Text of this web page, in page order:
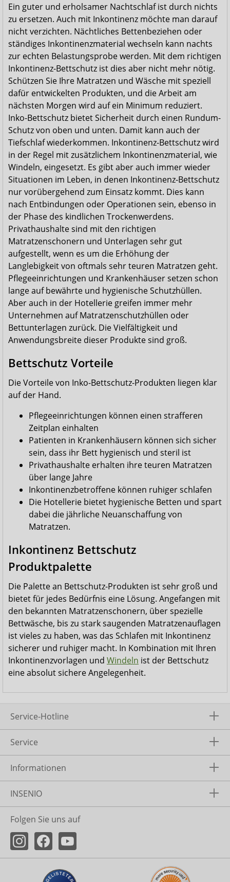
Ein guter und erholsamer Nachtschlaf ist durch nichts
zu ersetzen. Auch mit Inkontinenz möchte man darauf
nicht verzichten. Nächtliches Bettenbeziehen oder
ständiges Inkontinenzmaterial wechseln kann nachts
zur echten Belastungsprobe werden. Mit dem richtigen
Inkontinenz-Bettschutz ist dies aber nicht mehr nötig.
Schützen Sie Ihre Matratzen und Wäsche mit speziell
dafür entwickelten Produkten, und die Arbeit am
nächsten Morgen wird auf ein Minimum reduziert.
Inko-Bettschutz bietet Sicherheit durch einen Rundum-
Schutz von oben und unten. Damit kann auch der
Tiefschlaf wiederkommen. Inkontinenz-Bettschutz wird
in der Regel mit zusätzlichem Inkontinenzmaterial, wie
Windeln, eingesetzt. Es gibt aber auch immer wieder
Situationen im Leben, in denen Inkontinenz-Bettschutz
nur vorübergehend zum Einsatz kommt. Dies kann
nach Entbindungen oder Operationen sein, ebenso in
der Phase des kindlichen Trockenwerdens.
Privathaushalte sind mit den richtigen
Matratzenschonern und Unterlagen sehr gut
aufgestellt, wenn es um die Erhöhung der
Langlebigkeit von oftmals sehr teuren Matratzen geht.
Pflegeeinrichtungen und Krankenhäuser setzen schon
lange auf bewährte und hygienische Schutzhüllen.
Aber auch in der Hotellerie greifen immer mehr
Unternehmen auf Matratzenschutzhüllen oder
Bettunterlagen zurück. Die Vielfältigkeit und
Anwendungsbreite dieser Produkte sind groß.
Bettschutz Vorteile
Die Vorteile von Inko-Bettschutz-Produkten liegen klar
auf der Hand.
Pflegeeinrichtungen können einen strafferen
Zeitplan einhalten
Patienten in Krankenhäusern können sich sicher
sein, dass ihr Bett hygienisch und steril ist
Privathaushalte erhalten ihre teuren Matratzen
über lange Jahre
Inkontinenzbetroffene können ruhiger schlafen
Die Hotellerie bietet hygienische Betten und spart
dabei die jährliche Neuanschaffung von
Matratzen.
Inkontinenz Bettschutz
Produktpalette
Die Palette an Bettschutz-Produkten ist sehr groß und
bietet für jedes Bedürfnis eine Lösung. Angefangen mit
den bekannten Matratzenschonern, über spezielle
Bettwäsche, bis zu stark saugenden Matratzenauflagen
ist vieles zu haben, was das Schlafen mit Inkontinenz
sicherer und ruhiger macht. In Kombination mit Ihren
Inkontinenzvorlagen und Windeln ist der Bettschutz
eine absolut sichere Angelegenheit.
Service-Hotline
Service
Informationen
INSENIO
Folgen Sie uns auf